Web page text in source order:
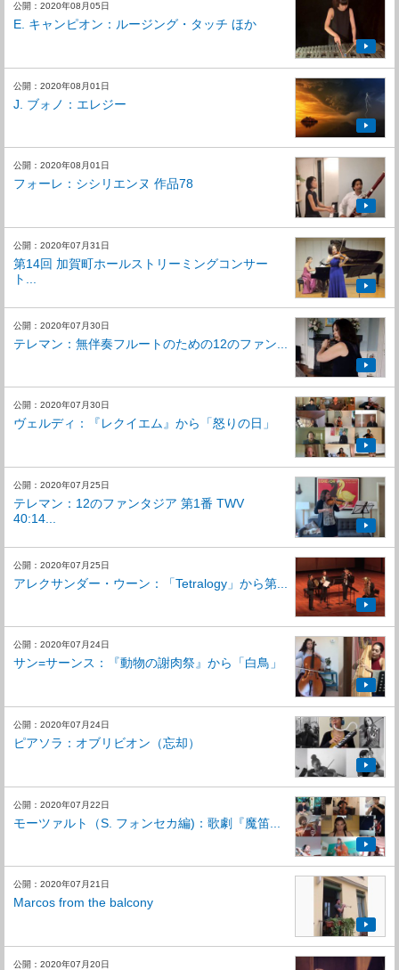
公開：2020年08月05日
E. キャンピオン：ルージング・タッチ ほか
公開：2020年08月01日
J. ブォノ：エレジー
公開：2020年08月01日
フォーレ：シシリエンヌ 作品78
公開：2020年07月31日
第14回 加賀町ホールストリーミングコンサー
ト...
公開：2020年07月30日
テレマン：無伴奏フルートのための12のファン...
公開：2020年07月30日
ヴェルディ：『レクイエム』から「怒りの日」
公開：2020年07月25日
テレマン：12のファンタジア 第1番 TWV
40:14...
公開：2020年07月25日
アレクサンダー・ウーン：「Tetralogy」から第...
公開：2020年07月24日
サン=サーンス：『動物の謝肉祭』から「白鳥」
公開：2020年07月24日
ピアソラ：オブリビオン（忘却）
公開：2020年07月22日
モーツァルト（S. フォンセカ編)：歌劇『魔笛...
公開：2020年07月21日
Marcos from the balcony
公開：2020年07月20日